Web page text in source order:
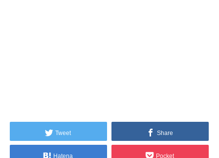
Tweet Share
Hatena Pocket